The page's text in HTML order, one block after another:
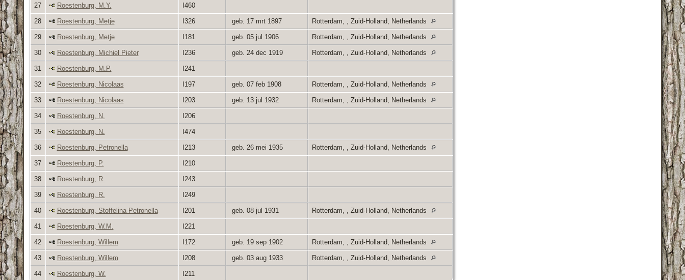
27 Roestenburg, M.Y. I460
28 Roestenburg, Metje I326 geb. 17 mrt 1897 Rotterdam, , Zuid-Holland, Netherlands
29 Roestenburg, Metje I181 geb. 05 jul 1906 Rotterdam, , Zuid-Holland, Netherlands
30 Roestenburg, Michiel Pieter I236 geb. 24 dec 1919 Rotterdam, , Zuid-Holland, Netherlands
31 Roestenburg, M.P. I241
32 Roestenburg, Nicolaas I197 geb. 07 feb 1908 Rotterdam, , Zuid-Holland, Netherlands
33 Roestenburg, Nicolaas I203 geb. 13 jul 1932 Rotterdam, , Zuid-Holland, Netherlands
34 Roestenburg, N. I206
35 Roestenburg, N. I474
36 Roestenburg, Petronella I213 geb. 26 mei 1935 Rotterdam, , Zuid-Holland, Netherlands
37 Roestenburg, P. I210
38 Roestenburg, R. I243
39 Roestenburg, R. I249
40 Roestenburg, Stoffelina Petronella I201 geb. 08 jul 1931 Rotterdam, , Zuid-Holland, Netherlands
41 Roestenburg, W.M. I221
42 Roestenburg, Willem I172 geb. 19 sep 1902 Rotterdam, , Zuid-Holland, Netherlands
43 Roestenburg, Willem I208 geb. 03 aug 1933 Rotterdam, , Zuid-Holland, Netherlands
44 Roestenburg, W. I211